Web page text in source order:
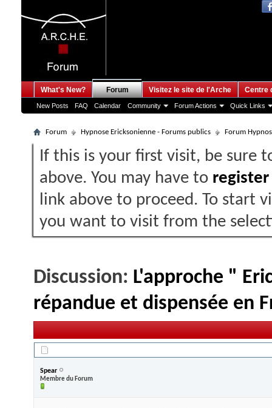
What's New? Forum
New Posts FAQ Calendar Community Forum Actions Quick Links
Visitez le site de l'Arche Centre
Forum Hypnose Ericksonienne - Forums publics Forum
If this is your first visit, be sure
above. You may have to register
link above to proceed. To start
you want to visit from the
Discussion: L'approche "
répandue et dispensée en
Spear
Membre du Forum